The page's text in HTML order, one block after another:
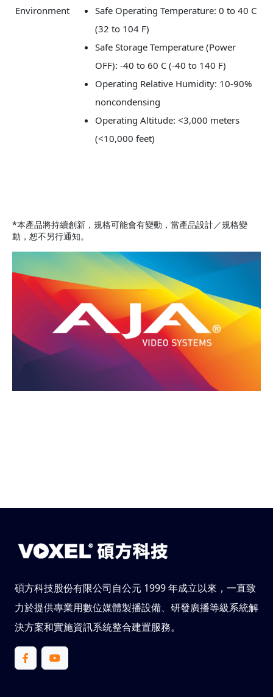
Environment
Safe Operating Temperature: 0 to 40 C
(32 to 104 F)
Safe Storage Temperature (Power
OFF): -40 to 60 C (-40 to 140 F)
Operating Relative Humidity: 10-90%
noncondensing
Operating Altitude: <3,000 meters
(<10,000 feet)
*本產品將持續創新，規格可能會有變動，當產品設計／規格變
動，恕不另行通知。
碩方科技股份有限公司自公元 1999 年成立以來，一直致
力於提供專業用數位媒體製播設備、研發廣播等級系統解
決方案和實施資訊系統整合建置服務。